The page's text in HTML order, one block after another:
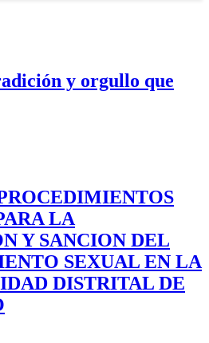
y orgullo que
LA
Y SANCION DEL
SEXUAL EN LA
DISTRITAL DE